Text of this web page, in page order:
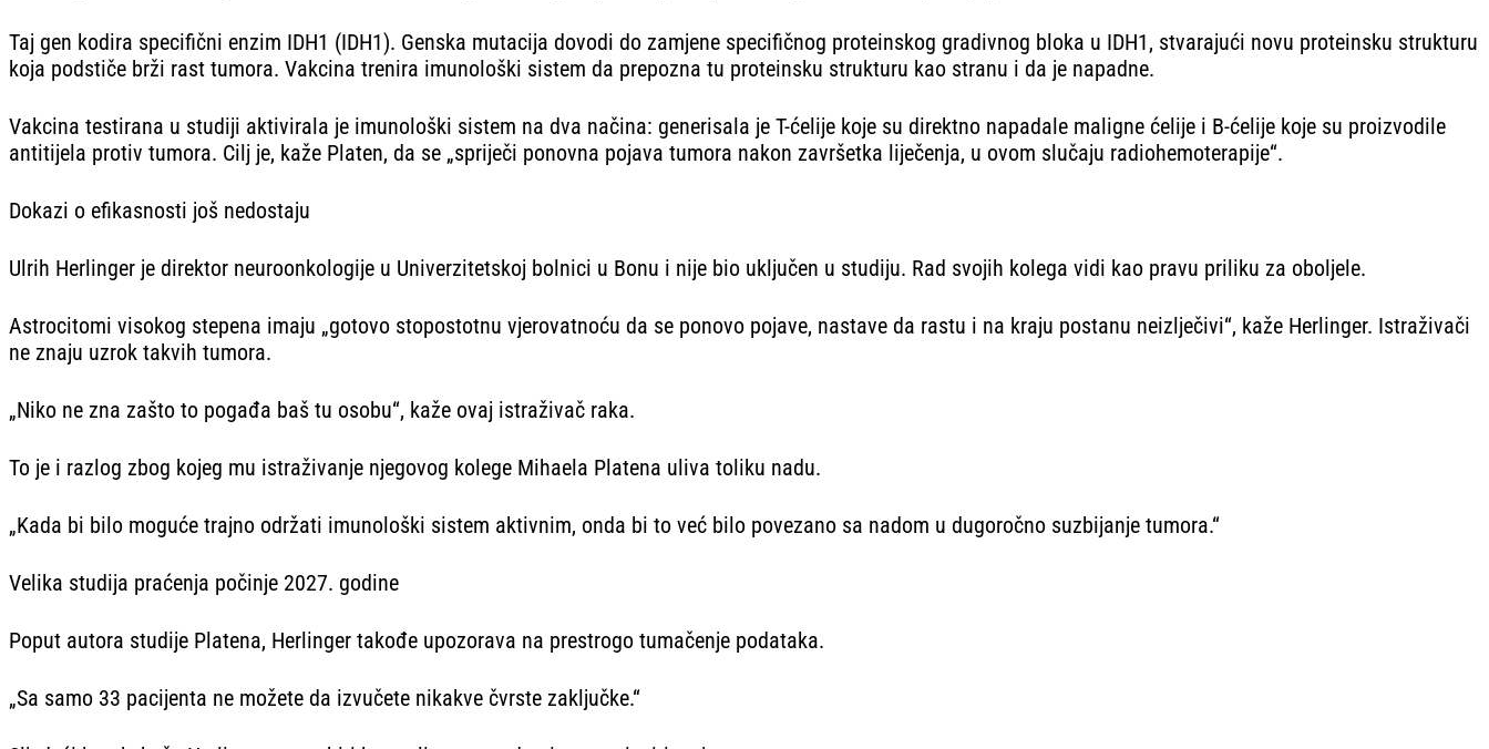
Taj gen kodira specifični enzim IDH1 (IDH1). Genska mutacija dovodi do zamjene specifičnog proteinskog gradivnog bloka u IDH1, stvarajući novu proteinsku strukturu
koja podstiče brži rast tumora. Vakcina trenira imunološki sistem da prepozna tu proteinsku strukturu kao stranu i da je napadne.
Vakcina testirana u studiji aktivirala je imunološki sistem na dva načina: generisala je T-ćelije koje su direktno napadale maligne ćelije i B-ćelije koje su proizvodile
antitijela protiv tumora. Cilj je, kaže Platen, da se „spriječi ponovna pojava tumora nakon završetka liječenja, u ovom slučaju radiohemoterapije“.
Dokazi o efikasnosti još nedostaju
Ulrih Herlinger je direktor neuroonkologije u Univerzitetskoj bolnici u Bonu i nije bio uključen u studiju. Rad svojih kolega vidi kao pravu priliku za oboljele.
Astrocitomi visokog stepena imaju „gotovo stopostotnu vjerovatnoću da se ponovo pojave, nastave da rastu i na kraju postanu neizlječivi“, kaže Herlinger. Istraživači
ne znaju uzrok takvih tumora.
„Niko ne zna zašto to pogađa baš tu osobu“, kaže ovaj istraživač raka.
To je i razlog zbog kojeg mu istraživanje njegovog kolege Mihaela Platena uliva toliku nadu.
„Kada bi bilo moguće trajno održati imunološki sistem aktivnim, onda bi to već bilo povezano sa nadom u dugoročno suzbijanje tumora.“
Velika studija praćenja počinje 2027. godine
Poput autora studije Platena, Herlinger takođe upozorava na prestrogo tumačenje podataka.
„Sa samo 33 pacijenta ne možete da izvučete nikakve čvrste zaključke.“